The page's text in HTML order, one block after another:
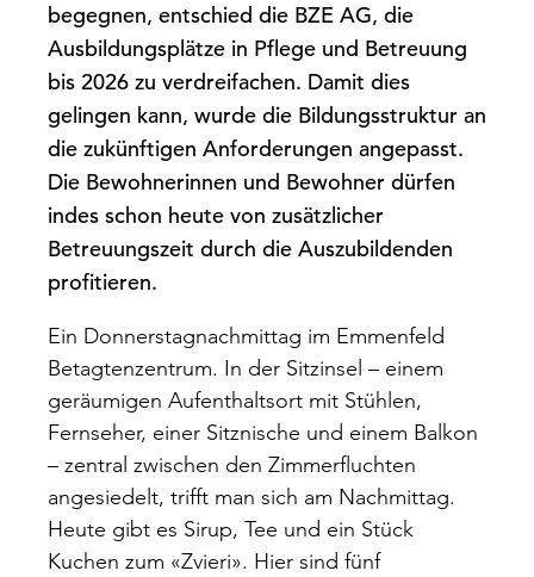
begegnen, entschied die BZE AG, die
Ausbildungsplätze in Pflege und Betreuung
bis 2026 zu verdreifachen. Damit dies
gelingen kann, wurde die Bildungsstruktur an
die zukünftigen Anforderungen angepasst.
Die Bewohnerinnen und Bewohner dürfen
indes schon heute von zusätzlicher
Betreuungszeit durch die Auszubildenden
profitieren.
Ein Donnerstagnachmittag im Emmenfeld
Betagtenzentrum. In der Sitzinsel – einem
geräumigen Aufenthaltsort mit Stühlen,
Fernseher, einer Sitznische und einem Balkon
– zentral zwischen den Zimmerfluchten
angesiedelt, trifft man sich am Nachmittag.
Heute gibt es Sirup, Tee und ein Stück
Kuchen zum «Zvieri». Hier sind fünf